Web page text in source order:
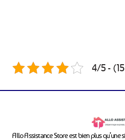
4/5 -
Allo Assistance Store est bien plus qu’une